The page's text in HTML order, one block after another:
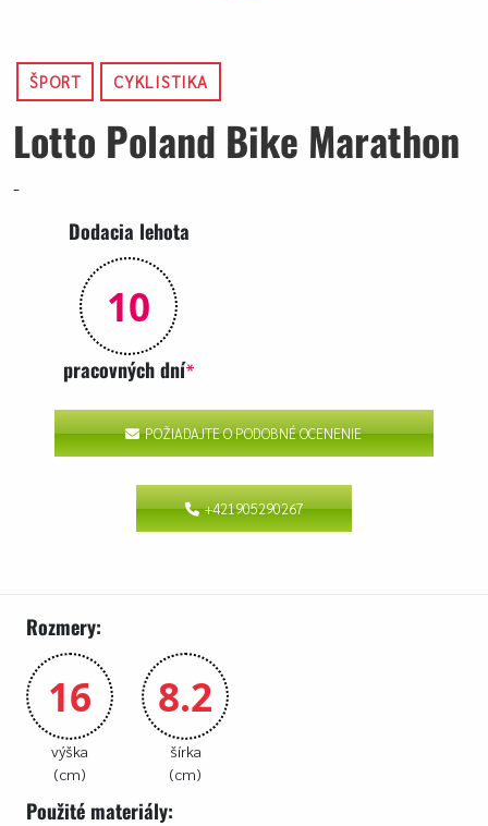
ŠPORT CYKLISTIKA
Lotto Poland Bike Marathon
-
Dodacia lehota
10
pracovných dní*
POŽIADAJTE O PODOBNÉ OCENENIE
+421905290267
Rozmery:
16
výška
(cm)
8.2
šírka
(cm)
Použité materiály: